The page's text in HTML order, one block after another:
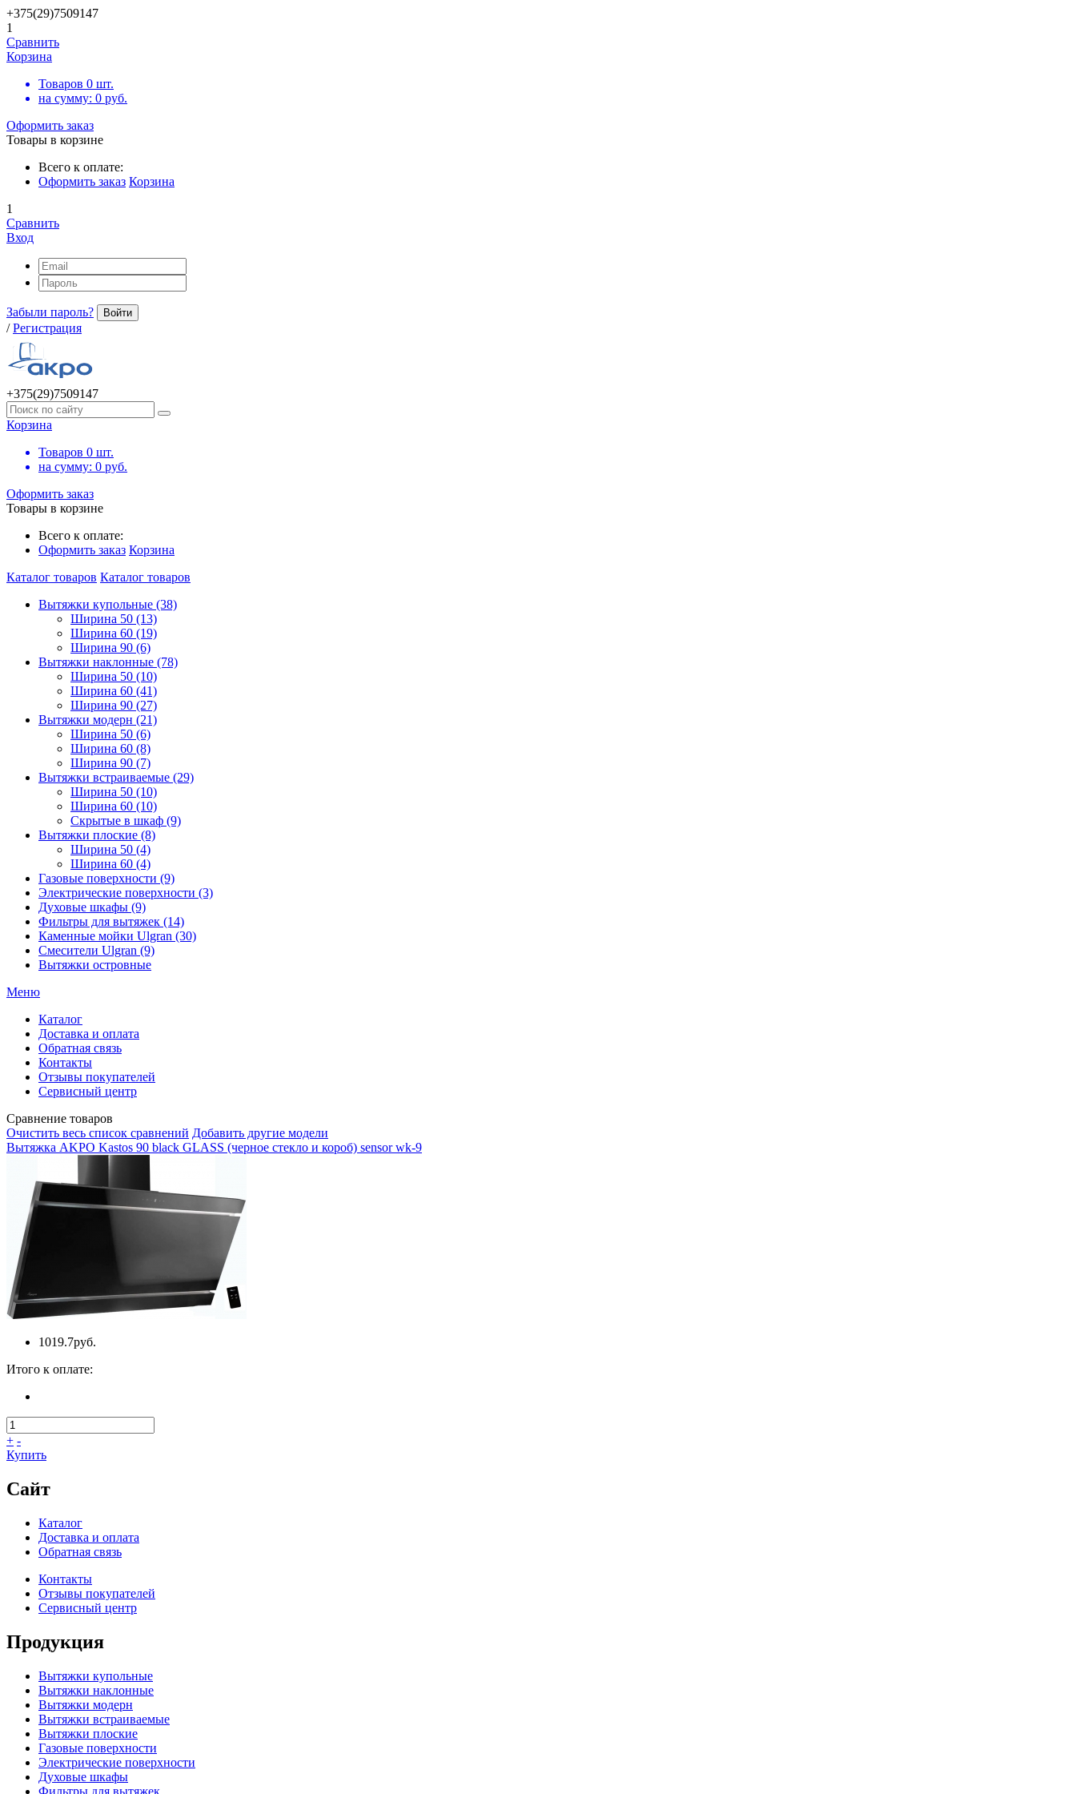
+375(29)7509147
1
Сравнить
Корзина
Товаров 0 шт.
на сумму: 0 руб.
Оформить заказ
Товары в корзине
Всего к оплате:
Оформить заказ Корзина
1
Сравнить
Вход
Забыли пароль? Войти
/ Регистрация
+375(29)7509147
Корзина
Товаров 0 шт.
на сумму: 0 руб.
Оформить заказ
Товары в корзине
Всего к оплате:
Оформить заказ Корзина
Каталог товаров Каталог товаров
Вытяжки купольные (38)
Ширина 50 (13)
Ширина 60 (19)
Ширина 90 (6)
Вытяжки наклонные (78)
Ширина 50 (10)
Ширина 60 (41)
Ширина 90 (27)
Вытяжки модерн (21)
Ширина 50 (6)
Ширина 60 (8)
Ширина 90 (7)
Вытяжки встраиваемые (29)
Ширина 50 (10)
Ширина 60 (10)
Скрытые в шкаф (9)
Вытяжки плоские (8)
Ширина 50 (4)
Ширина 60 (4)
Газовые поверхности (9)
Электрические поверхности (3)
Духовые шкафы (9)
Фильтры для вытяжек (14)
Каменные мойки Ulgran (30)
Смесители Ulgran (9)
Вытяжки островные
Меню
Каталог
Доставка и оплата
Обратная связь
Контакты
Отзывы покупателей
Сервисный центр
Сравнение товаров
Очистить весь список сравнений Добавить другие модели
Вытяжка AKPO Kastos 90 black GLASS (черное стекло и короб) sensor wk-9
1019.7руб.
Итого к оплате:
+ -
Купить
Сайт
Каталог
Доставка и оплата
Обратная связь
Контакты
Отзывы покупателей
Сервисный центр
Продукция
Вытяжки купольные
Вытяжки наклонные
Вытяжки модерн
Вытяжки встраиваемые
Вытяжки плоские
Газовые поверхности
Электрические поверхности
Духовые шкафы
Фильтры для вытяжек